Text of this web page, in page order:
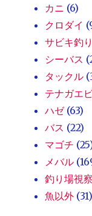
カニ (6)
クロダイ
サビキ釣り
シーバス
タックル
テナガエ
ハゼ(63)
バス (22)
マゴチ
メバル
釣り場視察
魚以外 (31)